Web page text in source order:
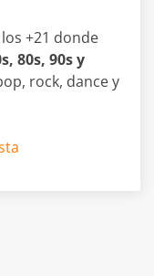
+21 donde
80s, 90s y
rock, dance y